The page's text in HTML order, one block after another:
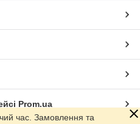
Prom.ua
час. Замовлення та